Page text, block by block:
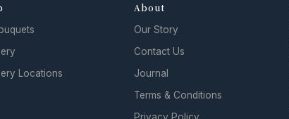
Locations
About
Our Story
Contact Us
Journal
Terms & Conditions
Privacy Policy